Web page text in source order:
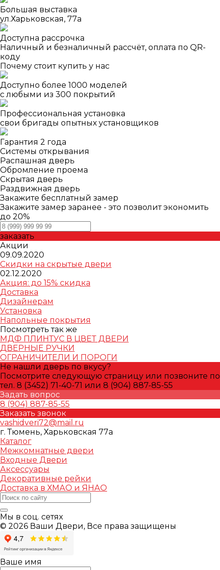
Большая выставка
ул.Харьковская, 77а
Доступна рассрочка
Наличный и безналичный рассчёт, оплата по QR-
коду
Почему стоит купить у нас
Доступно более 1000 моделей
с любыми из 300 покрытий
Профессиональная установка
свои бригады опытных установщиков
Гарантия 2 года
Системы открывания
Распашная дверь
Обромление проема
Скрытая дверь
Раздвижная дверь
Закажите бесплатный замер
Закажите замер заранее - это позволит экономить
до 20%
заказать
Акции
09.09.2020
Скидки на скрытые двери
02.12.2020
Акция: до 15% скидка
Доставка
Дизайнерам
Установка
Напольные покрытия
Посмотреть так же
МДФ ПЛИНТУС В ЦВЕТ ДВЕРИ
ДВЕРНЫЕ РУЧКИ
ОГРАНИЧИТЕЛИ И ПОРОГИ
Не нашли дверь по вкусу?
Посмотрите следующую страницу или позвоните по
тел. 8 (3452) 71-40-71 или 8 (904) 887-85-55
Задать вопрос
8 (904) 887-85-55
Заказать звонок
vashidveri72@mail.ru
г. Тюмень, Харьковская 77а
Каталог
Межкомнатные двери
Входные Двери
Аксессуары
Декоративные рейки
Доставка в ХМАО и ЯНАО
Мы в соц. сетях
© 2026 Ваши Двери, Все права защищены
Ваше имя